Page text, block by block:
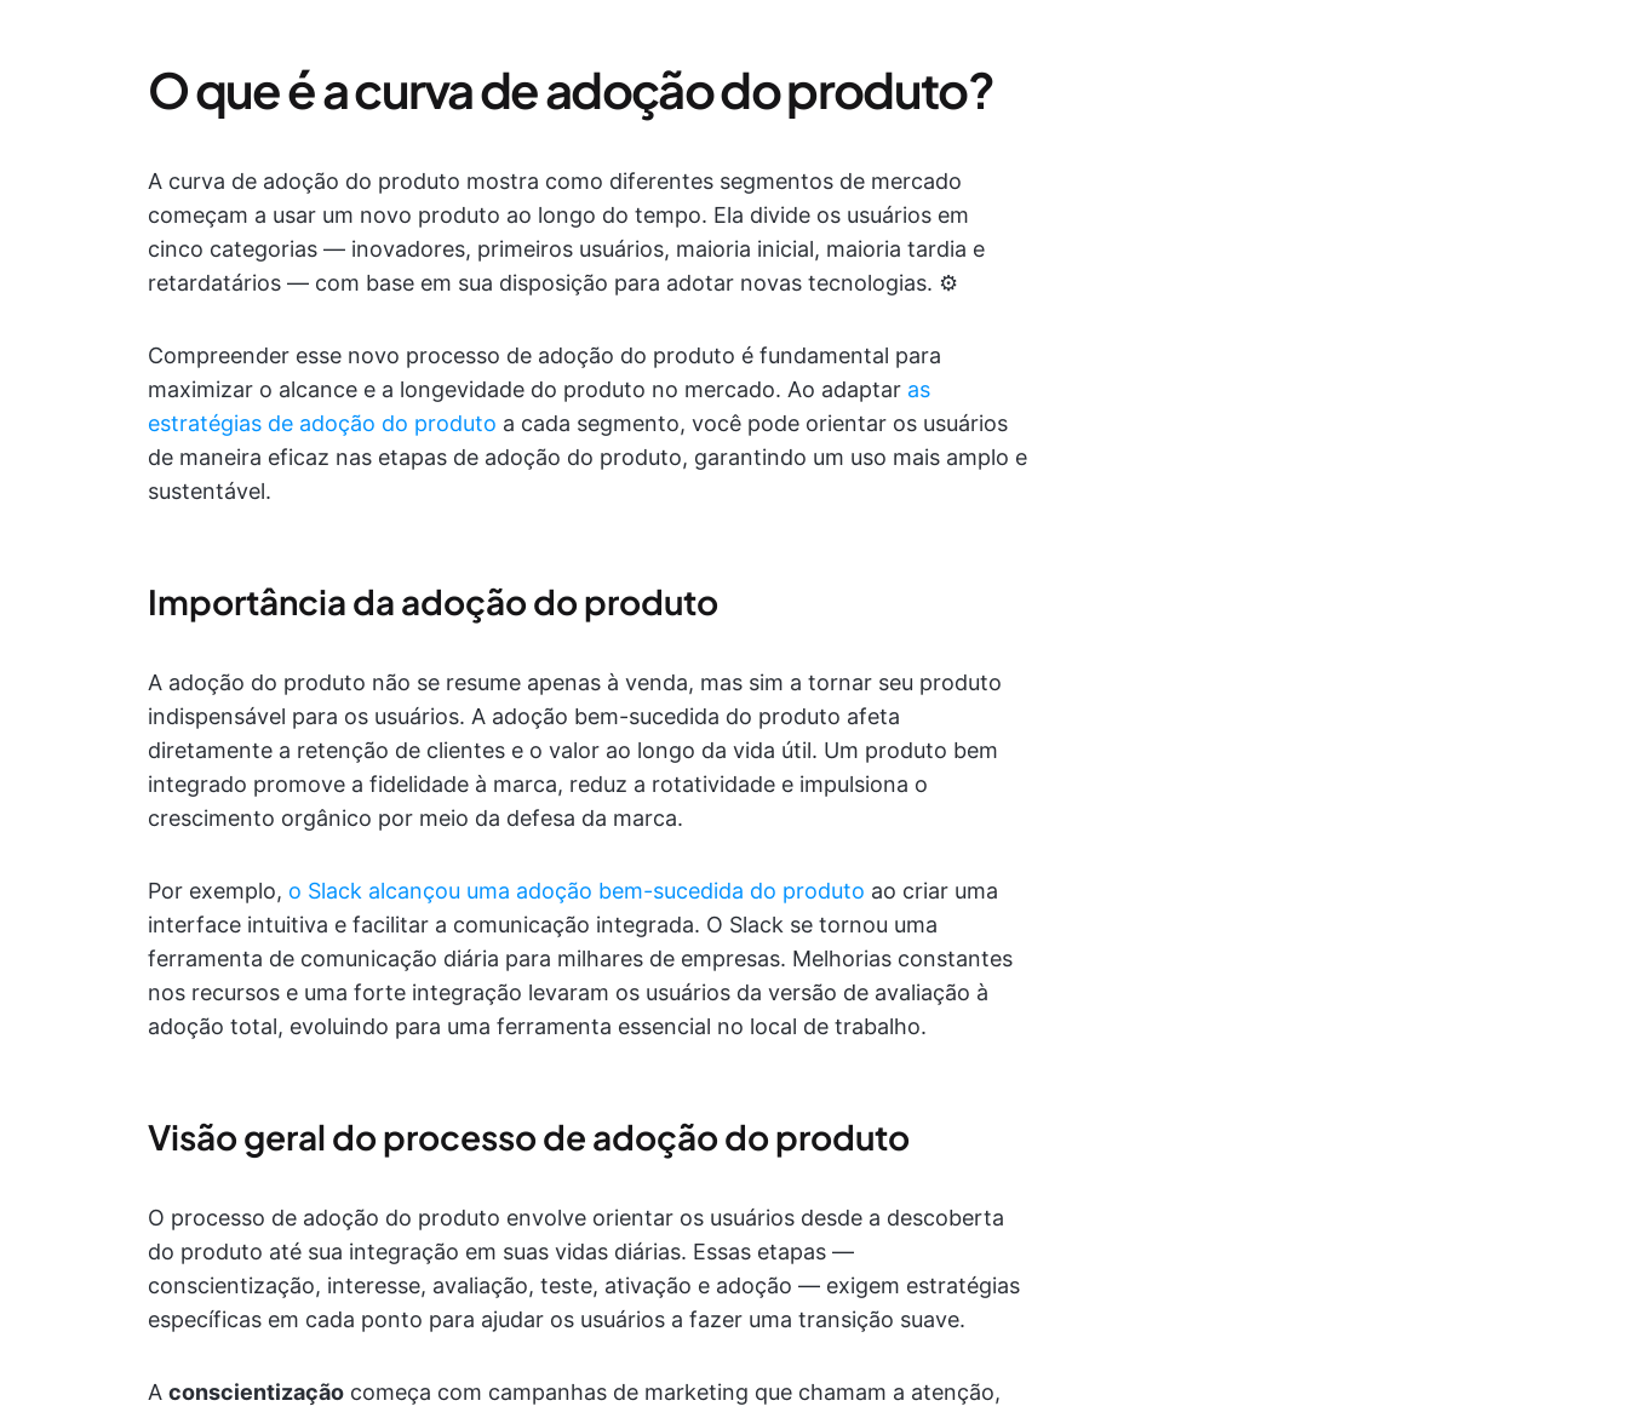
O que é a curva de adoção do produto?
A curva de adoção do produto mostra como diferentes segmentos de mercado
começam a usar um novo produto ao longo do tempo. Ela divide os usuários em
cinco categorias — inovadores, primeiros usuários, maioria inicial, maioria tardia e
retardatários — com base em sua disposição para adotar novas tecnologias. ⚙️
Compreender esse novo processo de adoção do produto é fundamental para
maximizar o alcance e a longevidade do produto no mercado. Ao adaptar as
estratégias de adoção do produto a cada segmento, você pode orientar os usuários
de maneira eficaz nas etapas de adoção do produto, garantindo um uso mais amplo e
sustentável.
Importância da adoção do produto
A adoção do produto não se resume apenas à venda, mas sim a tornar seu produto
indispensável para os usuários. A adoção bem-sucedida do produto afeta
diretamente a retenção de clientes e o valor ao longo da vida útil. Um produto bem
integrado promove a fidelidade à marca, reduz a rotatividade e impulsiona o
crescimento orgânico por meio da defesa da marca.
Por exemplo, o Slack alcançou uma adoção bem-sucedida do produto ao criar uma
interface intuitiva e facilitar a comunicação integrada. O Slack se tornou uma
ferramenta de comunicação diária para milhares de empresas. Melhorias constantes
nos recursos e uma forte integração levaram os usuários da versão de avaliação à
adoção total, evoluindo para uma ferramenta essencial no local de trabalho.
Visão geral do processo de adoção do produto
O processo de adoção do produto envolve orientar os usuários desde a descoberta
do produto até sua integração em suas vidas diárias. Essas etapas —
conscientização, interesse, avaliação, teste, ativação e adoção — exigem estratégias
específicas em cada ponto para ajudar os usuários a fazer uma transição suave.
A conscientização começa com campanhas de marketing que chamam a atenção,